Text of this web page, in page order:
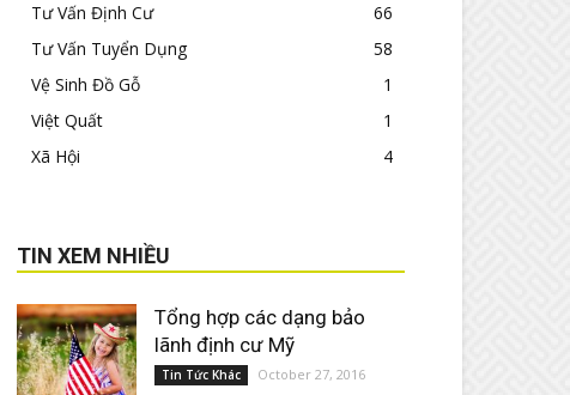
Tư Vấn Định Cư
66
Tư Vấn Tuyển Dụng
58
Vệ Sinh Đồ Gỗ
1
Việt Quất
1
Xã Hội
4
TIN XEM NHIỀU
Tổng hợp các dạng bảo
lãnh định cư Mỹ
Tin Tức Khác October 27, 2016